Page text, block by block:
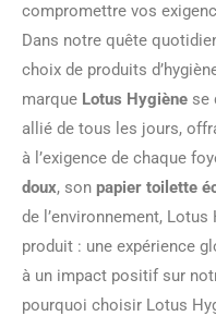
compromettre vos
Dans notre quête
choix de produits
marque Lotus Hygiène se
allié de tous les jours,
à l’exigence de chaque
doux, son papier toilette
de l’environnement,
produit : une expérience
à un impact positif sur
pourquoi choisir Lotus